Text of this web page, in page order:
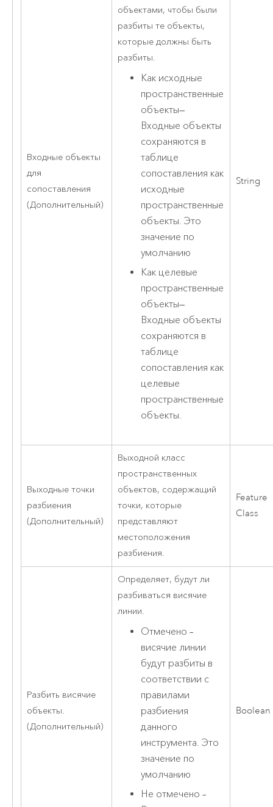
Входные объекты
для
сопоставления
(Дополнительный)
объектами, чтобы были
разбиты те объекты,
которые должны быть
разбиты.
Как исходные
пространственные
объекты—
Входные объекты
сохраняются в
таблице
сопоставления как
исходные
пространственные
объекты. Это
значение по
умолчанию
Как целевые
пространственные
объекты—
Входные объекты
сохраняются в
таблице
сопоставления как
целевые
пространственные
объекты.
String
Выходные точки
разбиения
(Дополнительный)
Выходной класс
пространственных
объектов, содержащий
точки, которые
представляют
местоположения
разбиения.
Feature
Class
Разбить висячие
объекты.
(Дополнительный)
Определяет, будут ли
разбиваться висячие
линии.
Отмечено –
висячие линии
будут разбиты в
соответствии с
правилами
разбиения
данного
инструмента. Это
значение по
умолчанию
Не отмечено –
Boolean